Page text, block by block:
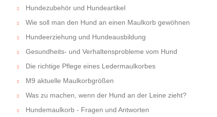
Hundezubehör und Hundeartikel
Wie soll man den Hund an einen Maulkorb gewöhnen
Hundeerziehung und Hundeausbildung
Gesundheits- und Verhaltensprobleme vom Hund
Die richtige Pflege eines Ledermaulkorbes
M9 aktuelle Maulkorbgrößen
Was zu machen, wenn der Hund an der Leine zieht?
Hundemaulkorb - Fragen und Antworten